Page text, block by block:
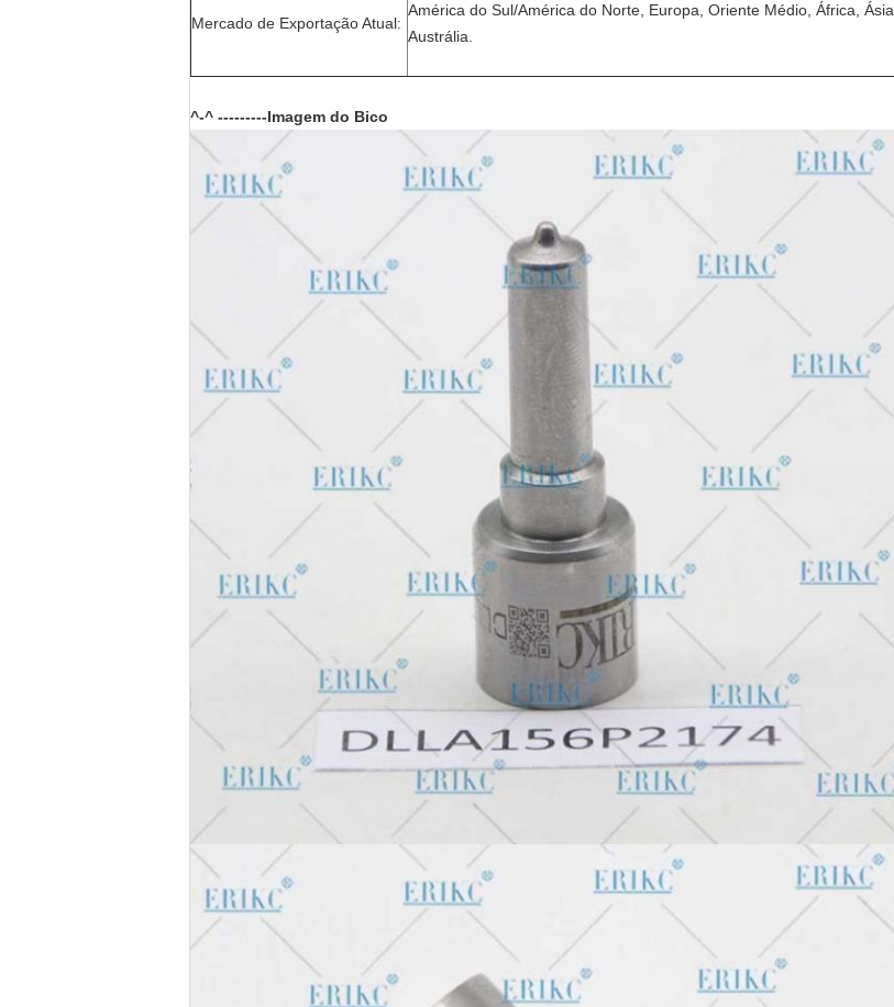
Mercado de Exportação Atual:
América do Sul/América do Norte, Europa, Oriente Médio, África, Ásia,
Austrália.
^-^ ---------Imagem do Bico